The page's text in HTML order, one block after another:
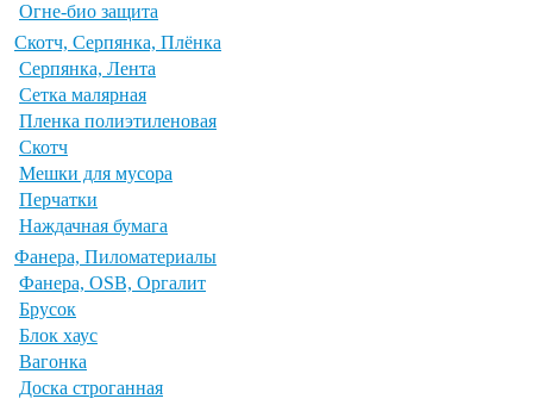
Огне-био защита
Скотч, Серпянка, Плёнка
Серпянка, Лента
Сетка малярная
Пленка полиэтиленовая
Скотч
Мешки для мусора
Перчатки
Наждачная бумага
Фанера, Пиломатериалы
Фанера, OSB, Оргалит
Брусок
Блок хаус
Вагонка
Доска строганная